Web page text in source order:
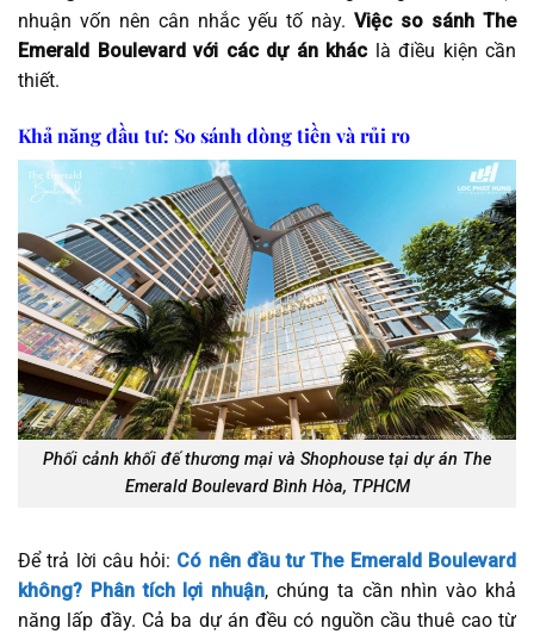
nhuận vốn nên cân nhắc yếu tố này. Việc so sánh The
Emerald Boulevard với các dự án khác là điều kiện cần
thiết.
Khả năng đầu tư: So sánh dòng tiền và rủi ro
Phối cảnh khối đế thương mại và Shophouse tại dự án The
Emerald Boulevard Bình Hòa, TPHCM
Để trả lời câu hỏi: Có nên đầu tư The Emerald Boulevard
không? Phân tích lợi nhuận, chúng ta cần nhìn vào khả
năng lấp đầy. Cả ba dự án đều có nguồn cầu thuê cao từ